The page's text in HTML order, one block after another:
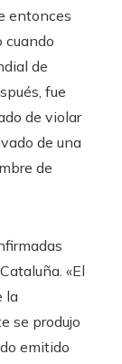
entonces
cuando
de
fue
de violar
de una
de
«El
la
se produjo
emitido